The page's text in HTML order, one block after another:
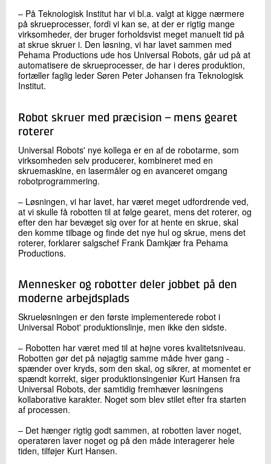
‒ På Teknologisk Institut har vi bl.a. valgt at kigge nærmere
på skrueprocesser, fordi vi kan se, at der er rigtig mange
virksomheder, der bruger forholdsvist meget manuelt tid på
at skrue skruer i. Den løsning, vi har lavet sammen med
Pehama Productions ude hos Universal Robots, går ud på at
automatisere de skrueprocesser, de har i deres produktion,
fortæller faglig leder Søren Peter Johansen fra Teknologisk
Institut.
Robot skruer med præcision – mens gearet
roterer
Universal Robots' nye kollega er en af de robotarme, som
virksomheden selv producerer, kombineret med en
skruemaskine, en lasermåler og en avanceret omgang
robotprogrammering.
‒ Løsningen, vi har lavet, har været meget udfordrende ved,
at vi skulle få robotten til at følge gearet, mens det roterer, og
efter den har bevæget sig over for at hente en skrue, skal
den komme tilbage og finde det nye hul og skrue, mens det
roterer, forklarer salgschef Frank Damkjær fra Pehama
Productions.
Mennesker og robotter deler jobbet på den
moderne arbejdsplads
Skrueløsningen er den første implementerede robot i
Universal Robot' produktionslinje, men ikke den sidste.
‒ Robotten har været med til at højne vores kvalitetsniveau.
Robotten gør det på nøjagtig samme måde hver gang -
spænder over kryds, som den skal, og sikrer, at momentet er
spændt korrekt, siger produktionsingeniør Kurt Hansen fra
Universal Robots, der samtidig fremhæver løsningens
kollaborative karakter. Noget som blev stilet efter fra starten
af processen.
‒ Det hænger rigtig godt sammen, at robotten laver noget,
operatøren laver noget og på den måde interagerer hele
tiden, tilføjer Kurt Hansen.